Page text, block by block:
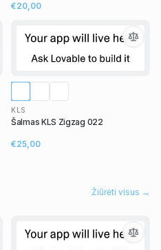
€20,00
KLS
Šalmas KLS Zigzag 022
€25,00
Žiūrėti visus →